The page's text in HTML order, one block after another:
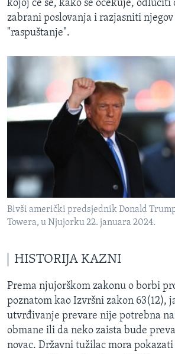
kojoj će se, kako se očekuje, odlučiti
zabrani poslovanja i razjasniti njegov
"raspuštanje".
Bivši američki predsjednik Donald
Towera, u Njujorku 22. januara 2024.
HISTORIJA KAZNI
Prema njujorškom zakonu o borbi
poznatom kao Izvršni zakon 63(12),
utvrđivanje prevare nije potrebna
obmane ili da neko zaista bude
novac. Državni tužilac mora pokazati